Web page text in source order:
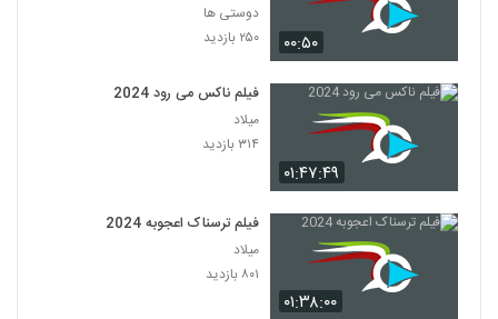
۰۰:۵۰
دوستی ها
۲۵۰ بازدید
۰۱:۴۷:۴۹
فیلم ناکس می رود 2024
میلاد
۳۱۴ بازدید
۰۱:۳۸:۰۰
فیلم ترسناک اعجوبه 2024
میلاد
۸۰۱ بازدید